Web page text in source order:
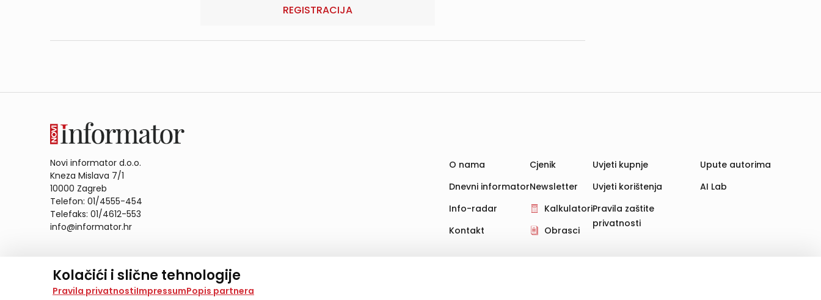
Kolačići i slične tehnologije
Na našoj web stranici koristimo kolačiće i slične tehnologije za pohranu, čitanje i obradu informacija na vašem uređaju. Time poboljšavamo korisničko iskustvo,
Pravila privatnostiImpressumPopis partnera
REGISTRACIJA
Novi informator d.o.o.
Kneza Mislava 7/1
10000 Zagreb
Telefon: 01/4555-454
Telefaks: 01/4612-553
info@informator.hr
O nama
Dnevni informator
Info-radar
Kontakt
Cjenik
Newsletter
Kalkulatori
Obrasci
Uvjeti kupnje
Uvjeti korištenja
Pravila zaštite
privatnosti
Upute autorima
AI Lab